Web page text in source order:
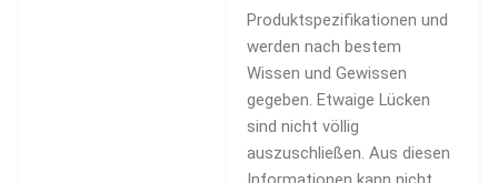
Produktspezifikationen und
werden nach bestem
Wissen und Gewissen
gegeben. Etwaige Lücken
sind nicht völlig
auszuschließen. Aus diesen